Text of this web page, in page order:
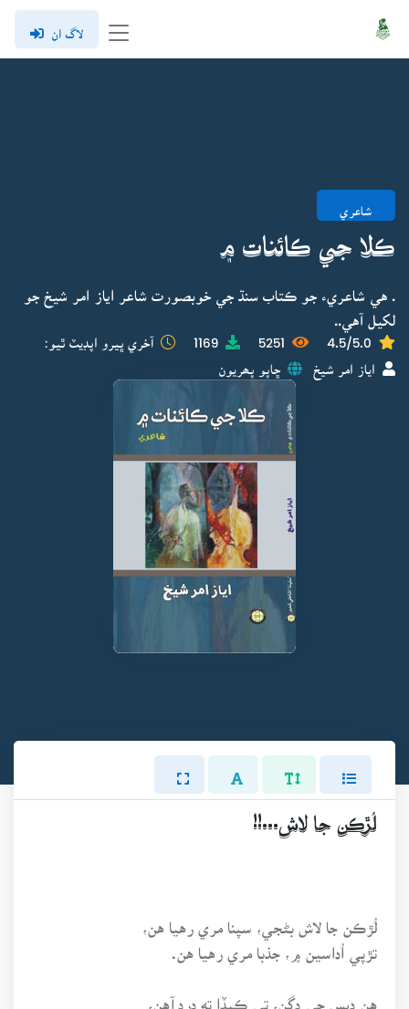
لاگ ان
شاعري
ڪلا جي ڪائنات ۾
. هي شاعريء جو ڪتاب سنڌ جي خوبصورت شاعر اياز امر شيخ جو
لکيل آهي..
4.5/5.0
5251
1169 آخري ڀيرو اپڊيٽ ٿيو:
اياز امر شيخ ڇاپو پھريون
لُڙڪن جا لاش...!!
لُڙڪن جا لاش بڻجي، سپنا مري رهيا هن،
تڙپي اُداسين ۾، جذبا مري رهيا هن.
هن ديس جي دڳن، تي ڪيڏا ته درد آهن،